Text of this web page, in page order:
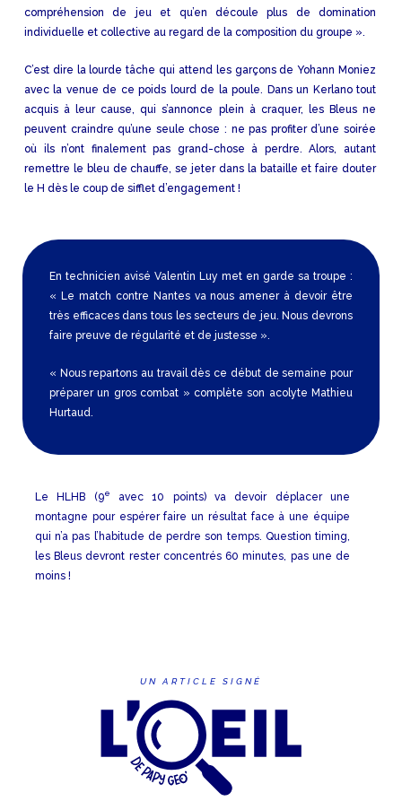
compréhension de jeu et qu’en découle plus de domination
individuelle et collective au regard de la composition du groupe ».
C’est dire la lourde tâche qui attend les garçons de Yohann Moniez
avec la venue de ce poids lourd de la poule. Dans un Kerlano tout
acquis à leur cause, qui s’annonce plein à craquer, les Bleus ne
peuvent craindre qu’une seule chose : ne pas profiter d’une soirée
où ils n’ont finalement pas grand-chose à perdre. Alors, autant
remettre le bleu de chauffe, se jeter dans la bataille et faire douter
le H dès le coup de sifflet d’engagement !
En technicien avisé Valentin Luy met en garde sa troupe :
« Le match contre Nantes va nous amener à devoir être
très efficaces dans tous les secteurs de jeu. Nous devrons
faire preuve de régularité et de justesse ».
« Nous repartons au travail dès ce début de semaine pour
préparer un gros combat » complète son acolyte Mathieu
Hurtaud.
Le HLHB (9e
avec 10 points) va devoir déplacer une
montagne pour espérer faire un résultat face à une équipe
qui n’a pas l’habitude de perdre son temps. Question timing,
les Bleus devront rester concentrés 60 minutes, pas une de
moins !
UN ARTICLE SIGNÉ